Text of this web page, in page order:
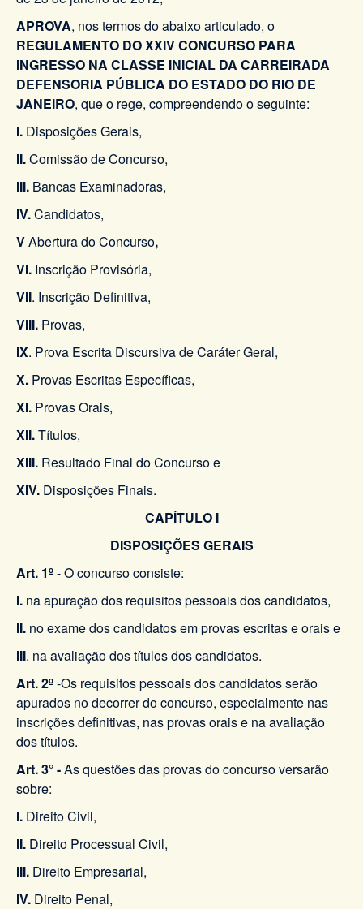
APROVA, nos termos do abaixo articulado, o
REGULAMENTO DO XXIV CONCURSO PARA
INGRESSO NA CLASSE INICIAL DA CARREIRADA
DEFENSORIA PÚBLICA DO ESTADO DO RIO DE
JANEIRO, que o rege, compreendendo o seguinte:
I. Disposições Gerais,
II.Comissão de Concurso,
III. Bancas Examinadoras,
IV.Candidatos,
VAbertura do Concurso,
VI. Inscrição Provisória,
VII. Inscrição Definitiva,
VIII. Provas,
IX. Prova Escrita Discursiva de Caráter Geral,
X. Provas Escritas Específicas,
XI. Provas Orais,
XII.Títulos,
XIII. Resultado Final do Concurso e
XIV. Disposições Finais.
CAPÍTULO I
DISPOSIÇÕES GERAIS
Art. 1º- O concurso consiste:
I. na apuração dos requisitos pessoais dos candidatos,
II. no exame dos candidatos em provas escritas e orais e
III. na avaliação dos títulos dos candidatos.
Art. 2º-Os requisitos pessoais dos candidatos serão
apurados no decorrer do concurso, especialmente nas
inscrições definitivas, nas provas orais e na avaliação
dos títulos.
Art. 3° -As questões das provas do concurso versarão
sobre:
I. Direito Civil,
II. Direito Processual Civil,
III. Direito Empresarial,
IV. Direito Penal,